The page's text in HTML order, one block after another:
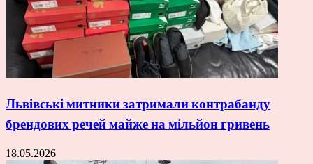
Львівські митники затримали контрабанду
брендових речей майже на мільйон гривень
18.05.2026